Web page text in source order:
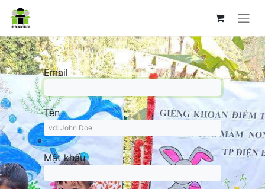
Email
Tên
Mật khẩu